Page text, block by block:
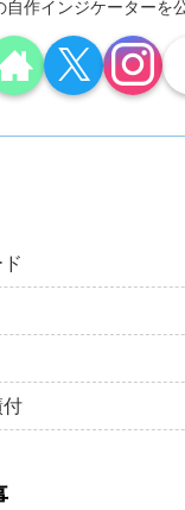
自作インジケーターを
付